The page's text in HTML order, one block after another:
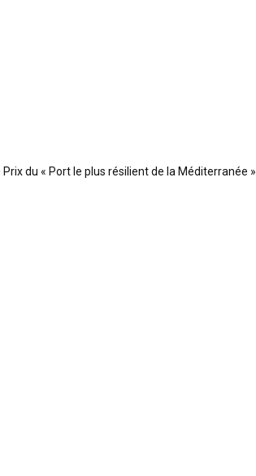
du « Port le plus résilient de la Méditerranée »